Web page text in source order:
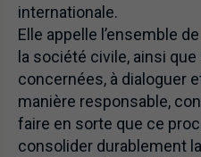
internationale.
Elle appelle l’ensemble
la société civile, ainsi
concernées, à dialoguer
manière responsable,
faire en sorte que ce
consolider durablement